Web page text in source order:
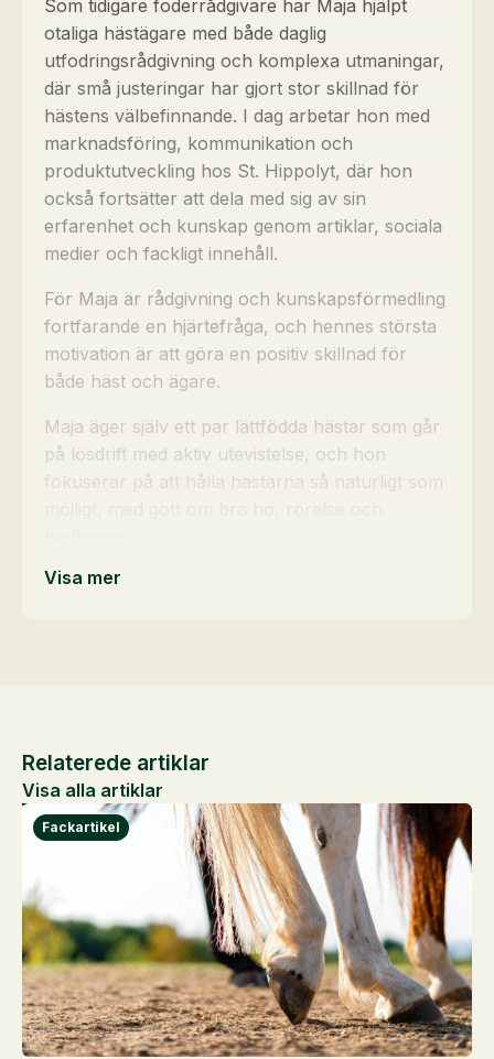
Som tidigare foderrådgivare har Maja hjälpt
otaliga hästägare med både daglig
utfodringsrådgivning och komplexa utmaningar,
där små justeringar har gjort stor skillnad för
hästens välbefinnande. I dag arbetar hon med
marknadsföring, kommunikation och
produktutveckling hos St. Hippolyt, där hon
också fortsätter att dela med sig av sin
erfarenhet och kunskap genom artiklar, sociala
medier och fackligt innehåll.
För Maja är rådgivning och kunskapsförmedling
fortfarande en hjärtefråga, och hennes största
motivation är att göra en positiv skillnad för
både häst och ägare.
Maja äger själv ett par lättfödda hästar som går
på lösdrift med aktiv utevistelse, och hon
fokuserar på att hålla hästarna så naturligt som
Visa mer
Relaterede artiklar
Visa alla artiklar